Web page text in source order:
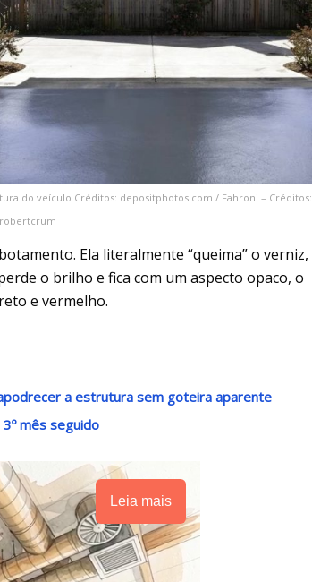
do veículo Créditos: depositphotos.com / Fahroni – Créditos:
Ela literalmente “queima” o verniz,
o brilho e fica com um aspecto opaco, o
e vermelho.
a estrutura sem goteira aparente
mês seguido
Leia mais